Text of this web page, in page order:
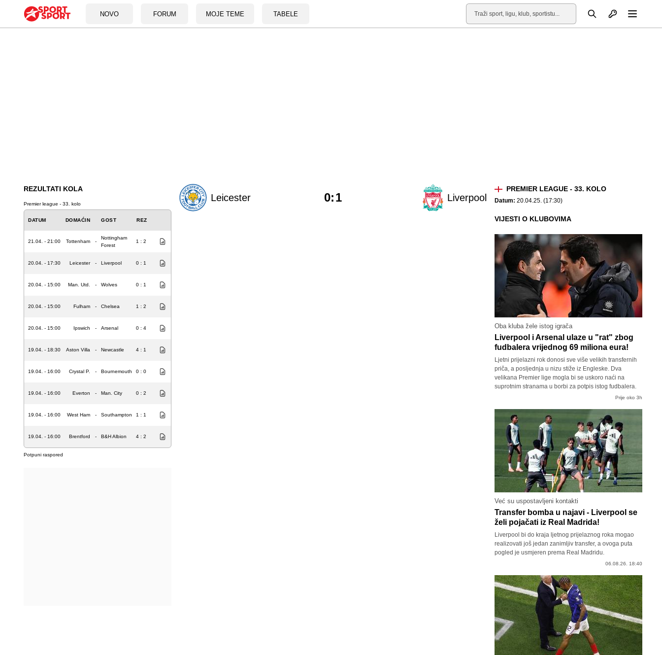
NOVO FORUM MOJE TEME TABELE
Pretraga Otvori profil
REZULTATI KOLA
Premier league - 33. kolo
DATUM DOMAĆIN GOST REZ
21.04. - 21:00 Tottenham -
Nottingham
Forest
1 : 2
20.04. - 17:30 Leicester - Liverpool 0 : 1
20.04. - 15:00 Man. Utd. - Wolves 0 : 1
20.04. - 15:00 Fulham - Chelsea 1 : 2
20.04. - 15:00 Ipswich - Arsenal 0 : 4
19.04. - 18:30 Aston Villa - Newcastle 4 : 1
19.04. - 16:00 Crystal P. - Bournemouth 0 : 0
19.04. - 16:00 Everton - Man. City 0 : 2
19.04. - 16:00 West Ham - Southampton 1 : 1
19.04. - 16:00 Brentford - B&H Albion 4 : 2
Potpuni raspored
Leicester Liverpool
0:1
PREMIER LEAGUE - 33. KOLO
Datum: 20.04.25. (17:30)
VIJESTI O KLUBOVIMA
Oba kluba žele istog igrača
Liverpool i Arsenal ulaze u "rat" zbog
fudbalera vrijednog 69 miliona eura!
Ljetni prijelazni rok donosi sve više velikih transfernih
priča, a posljednja u nizu stiže iz Engleske. Dva
velikana Premier lige mogla bi se uskoro naći na
suprotnim stranama u borbi za potpis istog fudbalera.
Prije oko 3h
Već su uspostavljeni kontakti
Transfer bomba u najavi - Liverpool se
želi pojačati iz Real Madrida!
Liverpool bi do kraja ljetnog prijelaznog roka mogao
realizovati još jedan zanimljiv transfer, a ovoga puta
pogled je usmjeren prema Real Madridu.
06.08.26. 18:40